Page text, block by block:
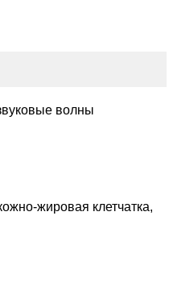
волны
жировая клетчатка,